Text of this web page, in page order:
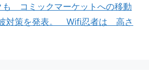
も コミックマーケットへの移動
対策を発表。 Wifi忍者は 高さ